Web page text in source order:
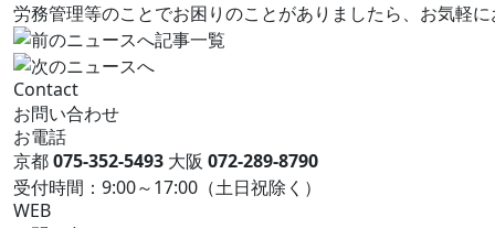
労務管理等のことでお困りのことがありましたら、お気軽
記事一覧
Contact
お問い合わせ
お電話
京都075-352-5493 大阪 072-289-8790
受付時間：9:00～17:00（土日祝除く）
WEB